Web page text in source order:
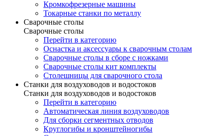
Кромкофрезерные машины
Токарные станки по металлу
Сварочные столы
Сварочные столы
Перейти в категорию
Оснастка и аксессуары к сварочным столам
Сварочные столы в сборе с ножками
Сварочные столы кит комплекты
Столешницы для сварочного стола
Станки для воздуховодов и водостоков
Станки для воздуховодов и водостоков
Перейти в категорию
Автоматическая линия воздуховодов
Для сборки сегментных отводов
Круглогибы и кронштейногибы